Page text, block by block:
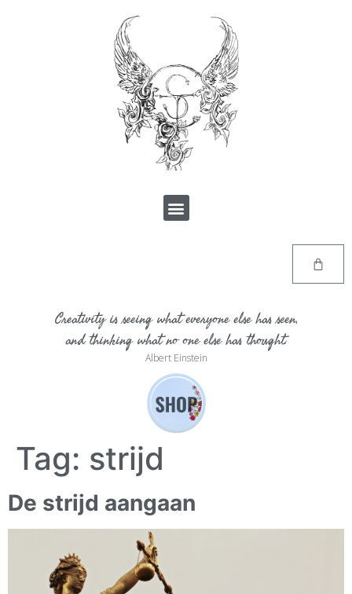
Creativity is seeing what everyone else has seen,
and thinking what no one else has thought.
Albert Einstein
Tag: strijd
De strijd aangaan